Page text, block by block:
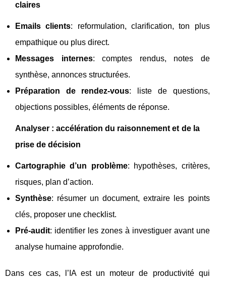
claires
Emails clients: reformulation, clarification, ton plus
empathique ou plus direct.
Messages internes: comptes rendus, notes de
synthèse, annonces structurées.
Préparation de rendez-vous: liste de questions,
objections possibles, éléments de réponse.
Analyser : accélération du raisonnement et de la
prise de décision
Cartographie d’un problème: hypothèses, critères,
risques, plan d’action.
Synthèse: résumer un document, extraire les points
clés, proposer une checklist.
Pré-audit: identifier les zones à investiguer avant une
analyse humaine approfondie.
Dans ces cas, l’IA est un moteur de productivité qui